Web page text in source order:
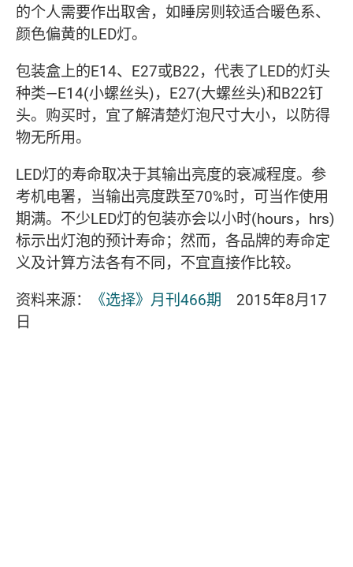
的个人需要作出取舍，如睡房则较适合暖色系、
颜色偏黄的LED灯。
包装盒上的E14、E27或B22，代表了LED的灯头
种类—E14(小螺丝头)，E27(大螺丝头)和B22钉
头。购买时，宜了解清楚灯泡尺寸大小，以防得
物无所用。
LED灯的寿命取决于其输出亮度的衰减程度。参
考机电署，当输出亮度跌至70%时，可当作使用
期满。不少LED灯的包装亦会以小时(hours，hrs)
标示出灯泡的预计寿命；然而，各品牌的寿命定
义及计算方法各有不同，不宜直接作比较。
资料来源：
《选择》月刊466期 2015年8月17
日